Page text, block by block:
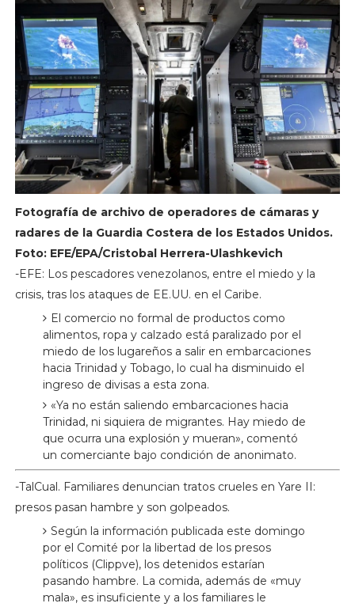
Fotografía de archivo de operadores de cámaras y
radares de la Guardia Costera de los Estados Unidos.
Foto: EFE/EPA/Cristobal Herrera-Ulashkevich
-EFE: Los pescadores venezolanos, entre el miedo y la
crisis, tras los ataques de EE.UU. en el Caribe.
El comercio no formal de productos como
alimentos, ropa y calzado está paralizado por el
miedo de los lugareños a salir en embarcaciones
hacia Trinidad y Tobago, lo cual ha disminuido el
ingreso de divisas a esta zona.
«Ya no están saliendo embarcaciones hacia
Trinidad, ni siquiera de migrantes. Hay miedo de
que ocurra una explosión y mueran», comentó
un comerciante bajo condición de anonimato.
-TalCual. Familiares denuncian tratos crueles en Yare II:
presos pasan hambre y son golpeados.
Según la información publicada este domingo
por el Comité por la libertad de los presos
políticos (Clippve), los detenidos estarían
pasando hambre. La comida, además de «muy
mala», es insuficiente y a los familiares le